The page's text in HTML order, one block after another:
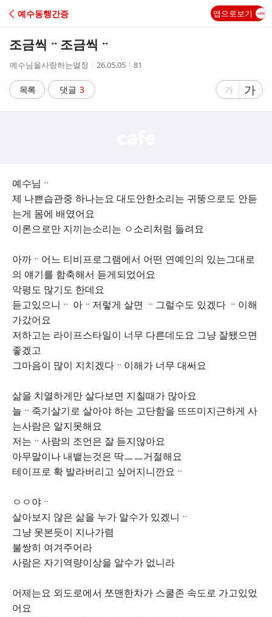
C
예수동행간증 앱으로보기
조금씩ᆢ조금씩ᆢ
작
자
예수님을사랑하는열정
작
26.05.05
조
81
목록 댓글 3
글
가
글
자
가
예수님ᆢ
제 나쁜습관중 하나는요 대도안한소리는 귀뚱으로도 안듣
는게 몸에 배였어요
이론으로만 지끼는소리는 ㅇ소리처럼 들려요
아까ᆢ어느 티비프로그램에서 어떤 연예인의 있는그대로
의 얘기를 함축해서 듣게되었어요
악평도 많기도 한데요
듣고있으니ᆢ 아ᆢ저렇게 살면 ᆢ그럴수도 있겠다 ᆢ이해
가갔어요
저하고는 라이프스타일이 너무 다른데도요 그냥 잘됐으면
좋겠고
그마음이 많이 지치겠다ᆢ이해가 너무 대써요
삶을 치열하게만 살다보면 지칠때가 많아요
늘ᆢ죽기살기로 살아야 하는 고단함을 뜨뜨미지근하게 사
는사람은 알지못해요
저는ᆢ사람의 조언은 잘 듣지않아요
아무말이나 내뱉는것은 딱ㅡㅡ거절해요
테이프로 확 발라버리고 싶어지니깐요ᆢ
ㅇㅇ야ᆢ
살아보지 않은 삶을 누가 알수가 있겠니ᆢ
그냥 못본듯이 지나가렴
불쌍히 여겨주어라
사람은 자기역량이상을 알수가 없니라
어제는요 외도로에서 쪼맨한차가 스쿨존 속도로 가고있었
어요